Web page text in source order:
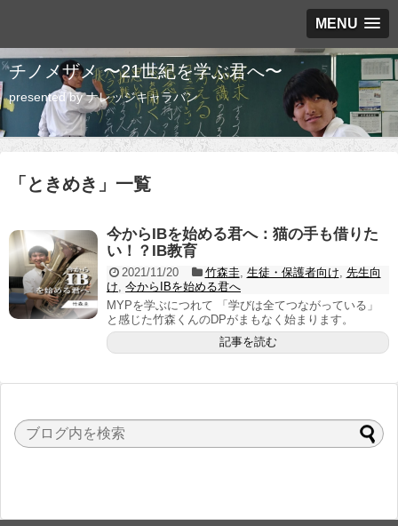
MENU
チノメザメ 〜21世紀を学ぶ君へ〜
presented by ナレッジキャラバン
「 ときめき 」 一覧
今からIBを始める君へ：猫の手も借りた
い！？IB教育
2021/11/20 竹森圭, 生徒・保護者向け 先生向
け 今からIBを始める君へ
MYPを学ぶにつれて 「学びは全てつながっている」
と感じた竹森くんのDPがまもなく始まります。
記事を読む